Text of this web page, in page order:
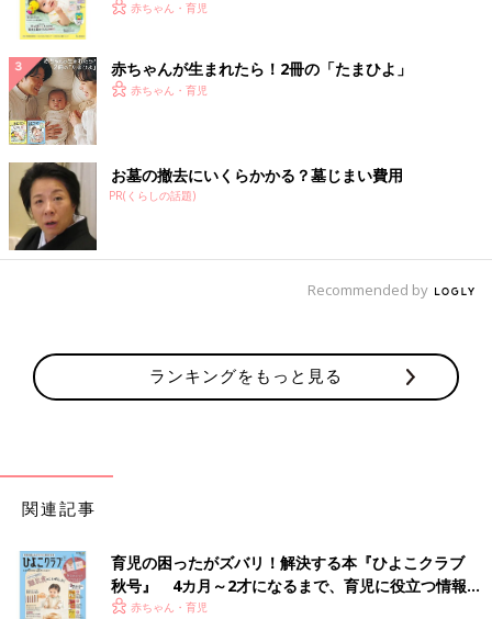
く！ おっぱい・ミルクの基本と夏のトラブル 解決テ
赤ちゃん・育児
赤ちゃんが生まれたら！2冊の「たまひよ」
赤ちゃん・育児
お墓の撤去にいくらかかる？墓じまい費用
PR(くらしの話題)
Recommended by
ランキングをもっと見る
関連記事
育児の困ったがズバリ！解決する本『ひよこクラブ
秋号』 4カ月～2才になるまで、育児に役立つ情報が
いっぱい！
赤ちゃん・育児